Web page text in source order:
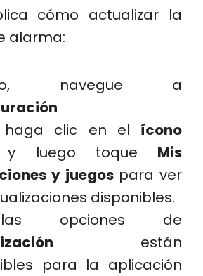
cómo actualizar la
alarma:
navegue a
haga clic en el ícono
y luego toque Mis
y juegos para ver
disponibles.
opciones de
están
para la aplicación